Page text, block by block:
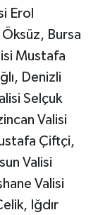
Erol
Bursa
Mustafa
Denizli
Selçuk
Valisi
Çiftçi,
Valisi
Valisi
Iğdır